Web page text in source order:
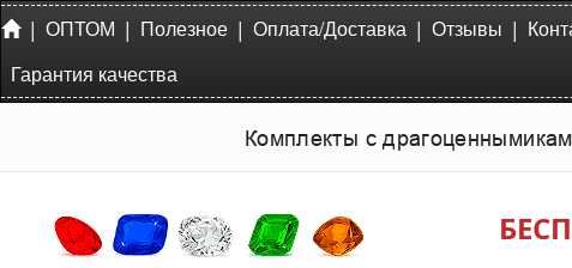
| ОПТОМ | Полезное | Оплата/Доставка | Отзывы |
Гарантия качества
Комплекты с драгоценными